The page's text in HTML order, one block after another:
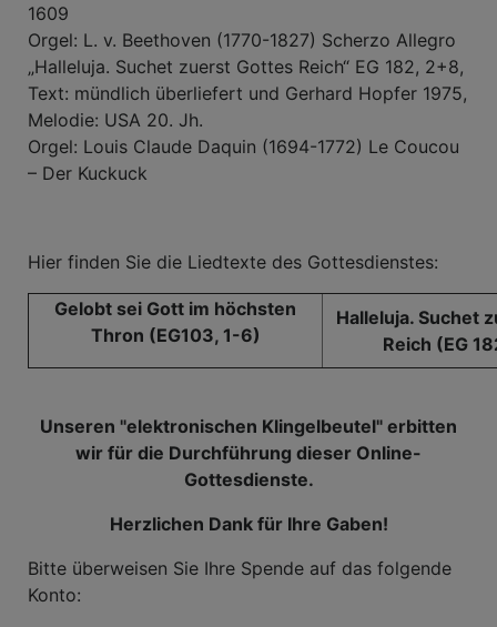
1609
Orgel: L. v. Beethoven (1770-1827) Scherzo Allegro
„Halleluja. Suchet zuerst Gottes Reich“ EG 182, 2+8,
Text: mündlich überliefert und Gerhard Hopfer 1975,
Melodie: USA 20. Jh.
Orgel: Louis Claude Daquin (1694-1772) Le Coucou
– Der Kuckuck
Hier finden Sie die Liedtexte des Gottesdienstes:
Gelobt sei Gott im höchsten
Thron (EG103, 1-6)
Halleluja. Suchet
Reich (EG
Unseren "elektronischen Klingelbeutel" erbitten
wir für die Durchführung dieser Online-
Gottesdienste.
Herzlichen Dank für Ihre Gaben!
Bitte überweisen Sie Ihre Spende auf das folgende
Konto: